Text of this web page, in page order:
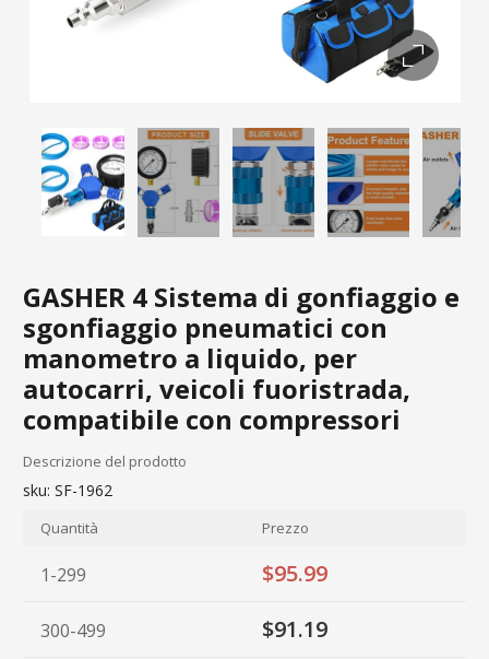
GASHER 4 Sistema di gonfiaggio e
sgonfiaggio pneumatici con
manometro a liquido, per
autocarri, veicoli fuoristrada,
compatibile con compressori
Descrizione del prodotto
sku: SF-1962
Quantità Prezzo
1-299 $95.99
300-499 $91.19